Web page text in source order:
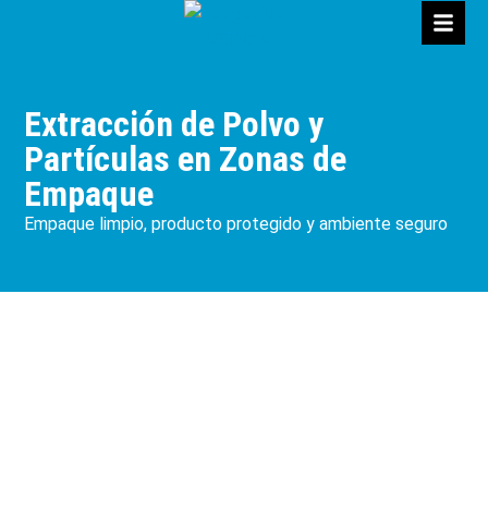
Extracción de Polvo y
Partículas en Zonas de
Empaque
Empaque limpio, producto protegido y ambiente seguro